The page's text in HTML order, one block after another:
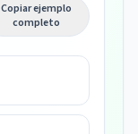
Copiar ejemplo
completo